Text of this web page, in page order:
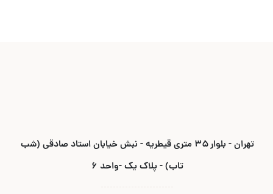
تهران - بلوار ۳۵ متری قیطریه - نبش خیابان استاد صادقی (شب
تاب) - پلاک یک -واحد ۶